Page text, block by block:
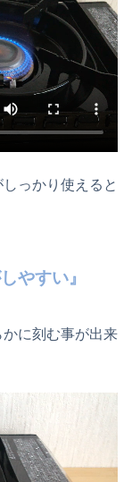
っかり使えると
やすい』
に刻む事が出来